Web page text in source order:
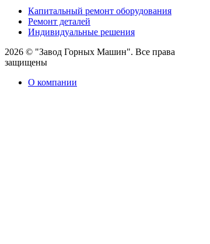
Капитальный ремонт оборудования
Ремонт деталей
Индивидуальные решения
2026 © "Завод Горных Машин". Все права
защищены
О компании